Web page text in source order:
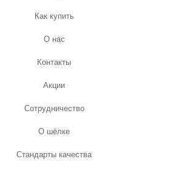
Как купить
О нас
Контакты
Акции
Сотрудничество
О шёлке
Стандарты качества